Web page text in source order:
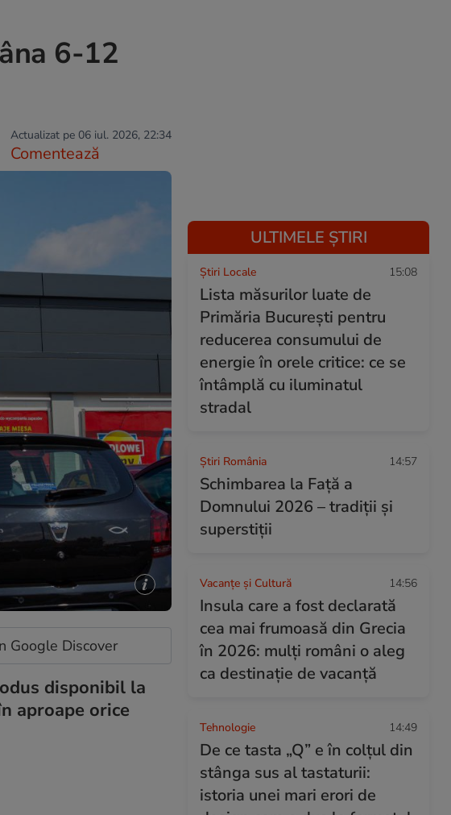
6-12
Actualizat pe 06 iul. 2026, 22:34
Comentează
Google Discover
disponibil la
aproape orice
ULTIMELE ȘTIRI
Știri Locale 15:08
Lista măsurilor luate de
Primăria București pentru
reducerea consumului de
energie în orele critice: ce se
întâmplă cu iluminatul
stradal
Știri România 14:57
Schimbarea la Față a
Domnului 2026 – tradiții și
superstiții
Vacanțe și Cultură 14:56
Insula care a fost declarată
cea mai frumoasă din Grecia
în 2026: mulți români o aleg
ca destinație de vacanță
Tehnologie 14:49
De ce tasta „Q” e în colțul din
stânga sus al tastaturii:
istoria unei mari erori de